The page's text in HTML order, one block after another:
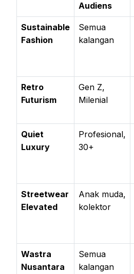
Audiens
Sustainable
Fashion
Semua
kalangan
Retro
Futurism
Gen Z,
Milenial
Quiet
Luxury
Profesional,
30+
Streetwear
Elevated
Anak muda,
kolektor
Wastra
Nusantara
Semua
kalangan